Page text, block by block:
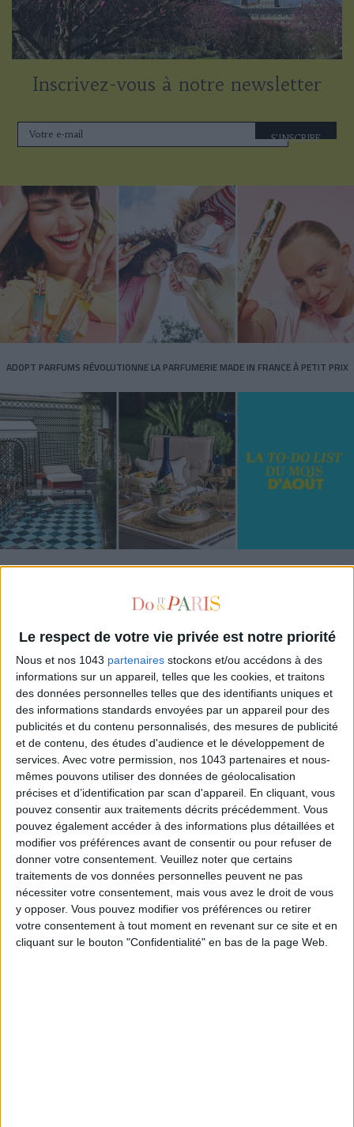
Le respect de votre vie privée est notre priorité
Nous et nos 1043 partenaires stockons et/ou accédons à des
informations sur un appareil, telles que les cookies, et traitons
des données personnelles telles que des identifiants uniques et
des informations standards envoyées par un appareil pour des
publicités et du contenu personnalisés, des mesures de publicité
et de contenu, des études d'audience et le développement de
services. Avec votre permission, nos 1043 partenaires et nous-
mêmes pouvons utiliser des données de géolocalisation
précises et d’identification par scan d'appareil. En cliquant, vous
pouvez consentir aux traitements décrits précédemment. Vous
pouvez également accéder à des informations plus détaillées et
modifier vos préférences avant de consentir ou pour refuser de
donner votre consentement. Veuillez noter que certains
traitements de vos données personnelles peuvent ne pas
nécessiter votre consentement, mais vous avez le droit de vous
y opposer. Vous pouvez modifier vos préférences ou retirer
votre consentement à tout moment en revenant sur ce site et en
cliquant sur le bouton "Confidentialité" en bas de la page Web.
Inscrivez-vous à notre newsletter
S'INSCRIRE
ADOPT PARFUMS RÉVOLUTIONNE LA PARFUMERIE MADE IN FRANCE À PETIT PRIX
LES SPF 50 QUI DONNENT ENVIE DE SE TARTINER